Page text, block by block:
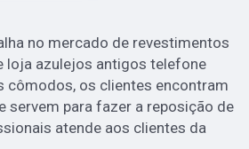
no mercado de revestimentos
loja azulejos antigos telefone
cômodos, os clientes encontram
servem para fazer a reposição de
atende aos clientes da